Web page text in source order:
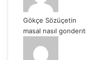
Gökçe Sözüçetin
masal nasıl